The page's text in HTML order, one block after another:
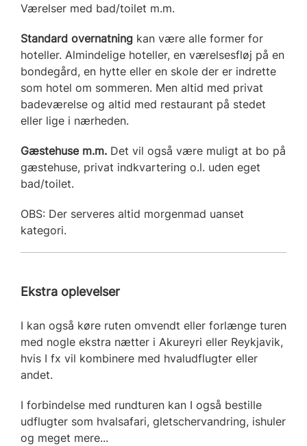
Værelser med bad/toilet m.m.
Standard overnatning kan være alle former for
hoteller. Almindelige hoteller, en værelsesfløj på en
bondegård, en hytte eller en skole der er indrette
som hotel om sommeren. Men altid med privat
badeværelse og altid med restaurant på stedet
eller lige i nærheden.
Gæstehuse m.m. Det vil også være muligt at bo på
gæstehuse, privat indkvartering o.l. uden eget
bad/toilet.
OBS: Der serveres altid morgenmad uanset
kategori.
Ekstra oplevelser
I kan også køre ruten omvendt eller forlænge turen
med nogle ekstra nætter i Akureyri eller Reykjavik,
hvis I fx vil kombinere med hvaludflugter eller
andet.
I forbindelse med rundturen kan I også bestille
udflugter som hvalsafari, gletschervandring, ishuler
og meget mere...